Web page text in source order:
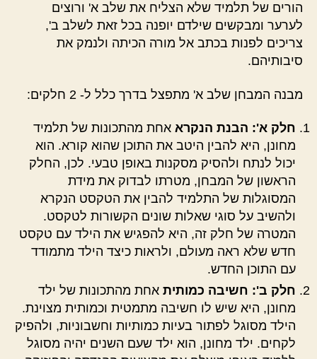
הורים של תלמיד שלא הצליח את שלב א' ורוצים
לערער ומבקשים שילדם יופנה בכל זאת לשלב ב',
צריכים לפנות בכתב אל מורה הכיתה ולנמק את
סיבותיהם.
מבנה המבחן שלב א' מתפצל בדרך כלל ל- 2 חלקים:
חלק א': הבנת הנקרא אחת מהתכונות של תלמיד
מחונן, היא להבין היטב את התוכן שהוא קורא. הוא
יכול לנתח ולהסיק מסקנות באופן טבעי. לכן, החלק
הראשון של המבחן, מטרתו לבדוק את מידת
המסוגלות של התלמיד להבין את הטקסט הנקרא
ולהשיב על סוגי שאלות שונים הקשורות לטקסט.
המטרה של חלק זה, היא להפגיש את הילד עם טקסט
חדש שלא ראה מעולם, ולראות כיצד הילד מתמודד
עם התוכן החדש.
חלק ב': חשיבה כמותית אחת מהתכונות של ילד
מחונן, היא שיש לו חשיבה מתמטית וכמותית מצוינת.
הילד מסוגל לפתור בעיות כמותיות וחשבוניות, ולהפיק
לקחים. ילד מחונן, הוא ילד שעם השנים יהיה מסוגל